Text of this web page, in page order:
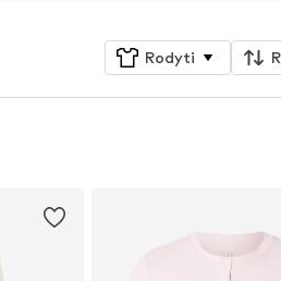
Rodyti